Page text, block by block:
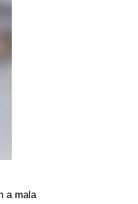
a mala